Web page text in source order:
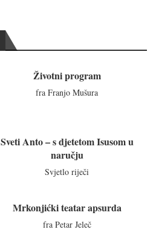
Životni program
fra Franjo Mušura
Sveti Anto – s djetetom Isusom u
naručju
Svjetlo riječi
Mrkonjićki teatar apsurda
fra Petar Jeleč